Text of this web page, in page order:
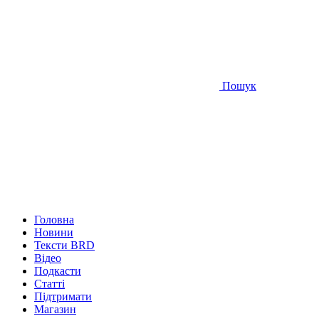
Пошук
Головна
Новини
Тексти BRD
Відео
Подкасти
Статті
Підтримати
Магазин